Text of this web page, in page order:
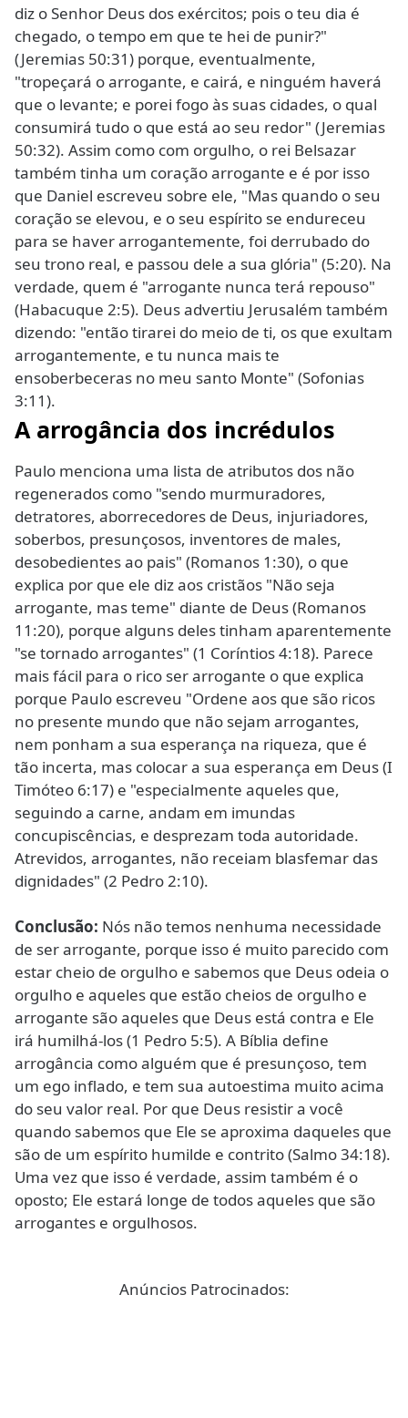
diz o Senhor Deus dos exércitos; pois o teu dia é
chegado, o tempo em que te hei de punir?"
(Jeremias 50:31) porque, eventualmente,
"tropeçará o arrogante, e cairá, e ninguém haverá
que o levante; e porei fogo às suas cidades, o qual
consumirá tudo o que está ao seu redor" (Jeremias
50:32). Assim como com orgulho, o rei Belsazar
também tinha um coração arrogante e é por isso
que Daniel escreveu sobre ele, "Mas quando o seu
coração se elevou, e o seu espírito se endureceu
para se haver arrogantemente, foi derrubado do
seu trono real, e passou dele a sua glória" (5:20). Na
verdade, quem é "arrogante nunca terá repouso"
(Habacuque 2:5). Deus advertiu Jerusalém também
dizendo: "então tirarei do meio de ti, os que exultam
arrogantemente, e tu nunca mais te
ensoberbeceras no meu santo Monte" (Sofonias
3:11).
A arrogância dos incrédulos
Paulo menciona uma lista de atributos dos não
regenerados como "sendo murmuradores,
detratores, aborrecedores de Deus, injuriadores,
soberbos, presunçosos, inventores de males,
desobedientes ao pais" (Romanos 1:30), o que
explica por que ele diz aos cristãos "Não seja
arrogante, mas teme" diante de Deus (Romanos
11:20), porque alguns deles tinham aparentemente
"se tornado arrogantes" (1 Coríntios 4:18). Parece
mais fácil para o rico ser arrogante o que explica
porque Paulo escreveu "Ordene aos que são ricos
no presente mundo que não sejam arrogantes,
nem ponham a sua esperança na riqueza, que é
tão incerta, mas colocar a sua esperança em Deus (I
Timóteo 6:17) e "especialmente aqueles que,
seguindo a carne, andam em imundas
concupiscências, e desprezam toda autoridade.
Atrevidos, arrogantes, não receiam blasfemar das
dignidades" (2 Pedro 2:10).
Conclusão: Nós não temos nenhuma necessidade
de ser arrogante, porque isso é muito parecido com
estar cheio de orgulho e sabemos que Deus odeia o
orgulho e aqueles que estão cheios de orgulho e
arrogante são aqueles que Deus está contra e Ele
irá humilhá-los (1 Pedro 5:5). A Bíblia define
arrogância como alguém que é presunçoso, tem
um ego inflado, e tem sua autoestima muito acima
do seu valor real. Por que Deus resistir a você
quando sabemos que Ele se aproxima daqueles que
são de um espírito humilde e contrito (Salmo 34:18).
Uma vez que isso é verdade, assim também é o
oposto; Ele estará longe de todos aqueles que são
arrogantes e orgulhosos.
Anúncios Patrocinados: